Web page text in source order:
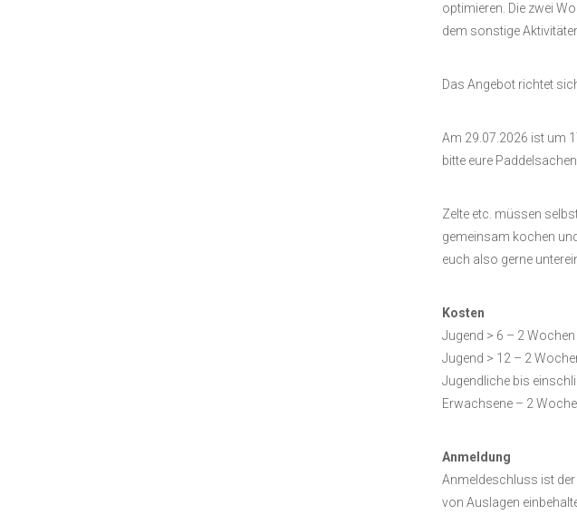
optimieren. Die zwei
dem sonstige
Das Angebot richtet
Am 29.07.2026 ist um
bitte eure
Zelte etc. müssen
gemeinsam kochen
euch also gerne
Kosten
Jugend > 6 – 2
Jugend > 12 – 2
Jugendliche bis
Erwachsene – 2
Anmeldung
Anmeldeschluss ist der
von Auslagen